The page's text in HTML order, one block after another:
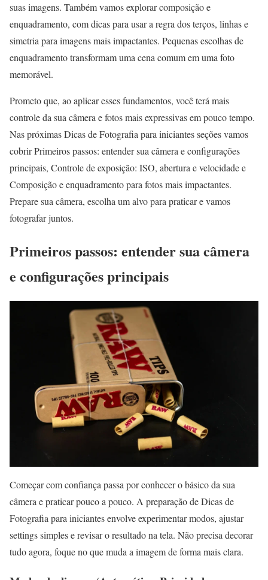
suas imagens. Também vamos explorar composição e
enquadramento, com dicas para usar a regra dos terços, linhas e
simetria para imagens mais impactantes. Pequenas escolhas de
enquadramento transformam uma cena comum em uma foto
memorável.
Prometo que, ao aplicar esses fundamentos, você terá mais
controle da sua câmera e fotos mais expressivas em pouco tempo.
Nas próximas Dicas de Fotografia para iniciantes seções vamos
cobrir Primeiros passos: entender sua câmera e configurações
principais, Controle de exposição: ISO, abertura e velocidade e
Composição e enquadramento para fotos mais impactantes.
Prepare sua câmera, escolha um alvo para praticar e vamos
fotografar juntos.
Primeiros passos: entender sua câmera
e configurações principais
Começar com confiança passa por conhecer o básico da sua
câmera e praticar pouco a pouco. A preparação de Dicas de
Fotografia para iniciantes envolve experimentar modos, ajustar
settings simples e revisar o resultado na tela. Não precisa decorar
tudo agora, foque no que muda a imagem de forma mais clara.